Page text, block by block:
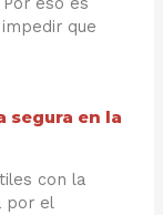
que
segura en la
con la
por el